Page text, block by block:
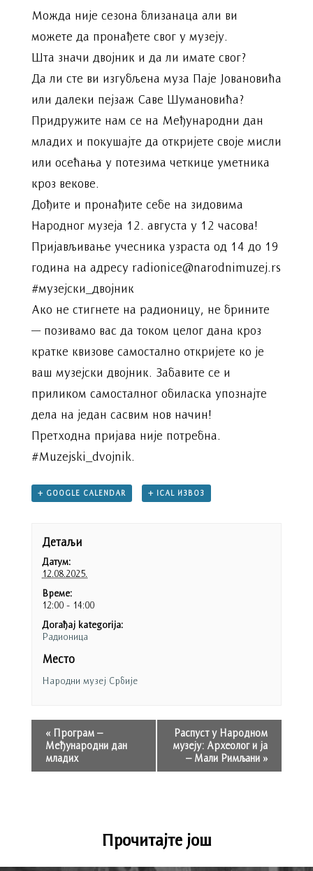
Можда није сезона близанаца али ви
можете да пронађете свог у музеју.
Шта значи двојник и да ли имате свог?
Да ли сте ви изгубљена муза Паје Јовановића
или далеки пејзаж Саве Шумановића?
Придружите нам се на Међународни дан
младих и покушајте да откријете своје мисли
или осећања у потезима четкице уметника
кроз векове.
Дођите и пронађите себе на зидовима
Народног музеја 12. августа у 12 часова!
Пријављивање учесника узраста од 14 до 19
година на адресу radionice@narodnimuzej.rs
#музејски_двојник
Ако не стигнете на радионицу, не брините
— позивамо вас да током целог дана кроз
кратке квизове самостално откријете ко је
ваш музејски двојник. Забавите се и
приликом самосталног обиласка упознајте
дела на један сасвим нов начин!
Претходна пријава није потребна.
#Muzejski_dvojnik.
+ GOOGLE CALENDAR + ICAL ИЗВОЗ
Детаљи
Датум:
12.08.2025.
Време:
12:00 - 14:00
Догађај kategorija:
Радионица
Место
Народни музеј Србије
«Програм –
Међународни дан
младих
Распуст у Народном
музеју: Археолог и ја
– Мали Римљани »
Прочитајте још